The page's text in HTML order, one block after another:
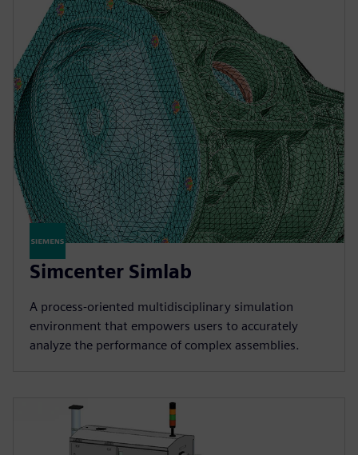
Simcenter Simlab
A process-oriented multidisciplinary simulation
environment that empowers users to accurately
analyze the performance of complex assemblies.